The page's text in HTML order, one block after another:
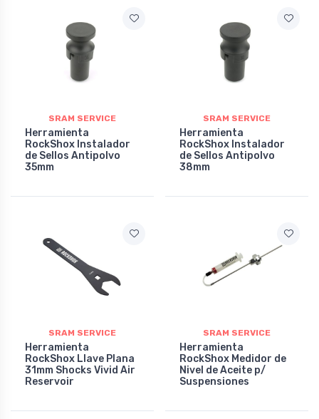
SRAM SERVICE
Herramienta
RockShox Instalador
de Sellos Antipolvo
35mm
SRAM SERVICE
Herramienta
RockShox Instalador
de Sellos Antipolvo
38mm
SRAM SERVICE
Herramienta
RockShox Llave Plana
31mm Shocks Vivid Air
Reservoir
SRAM SERVICE
Herramienta
RockShox Medidor de
Nivel de Aceite p/
Suspensiones